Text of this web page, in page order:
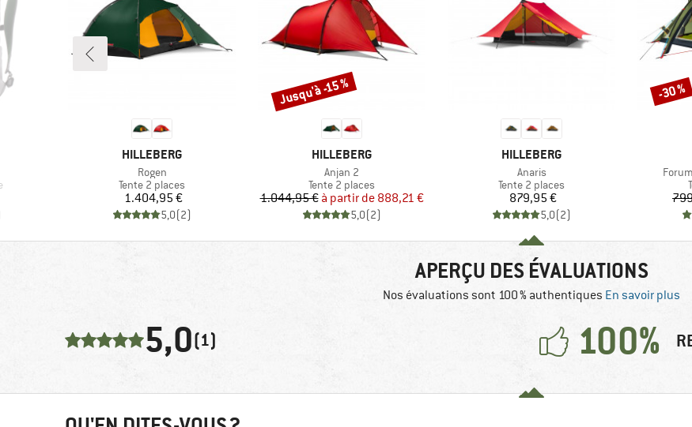
MARQUE
HILLEBERG
Article
Rogen
Product group
Tente 2 places
Prix
1.404,95 €
5,0(2)
MARQUE
HILLEBERG
Article
Anjan 2
Product group
Tente 2 places
Prix
1.044,95 € Prix réduit
à partir de 888,21 €
5,0(2)
Remise
Jusqu'à -15 %
MARQUE
HILLEBERG
Article
Anaris
Product group
Tente 2 places
Prix
879,95 €
5,0(2)
Article
Remise
-30 %
APERÇU DES ÉVALUATIONS
Nos évaluations sont 100 % authentiques En savoir plus
5,0(1) 100%